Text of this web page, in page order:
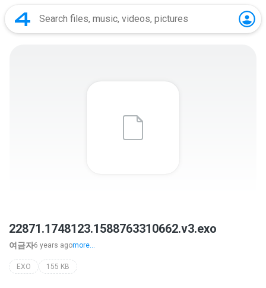
22871.1748123.1588763310662.v3.exo
여금자6 years agomore...
EXO 155 KB